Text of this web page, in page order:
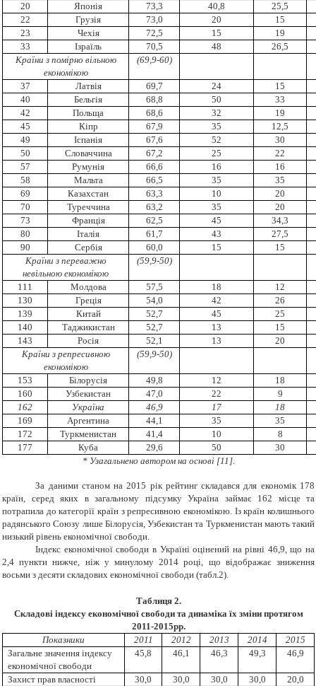
20
Японія 73,3 40,8
25,5
22
Грузія 73,0 20
15
23
Чехія 72,5 15
19
33
Ізраїль 70,5 48
26,5
Країни з помірно вільною
економікою
(69,9-60)
37 Латвія 69,7 24
15
40
Бельгія 68,8 50
33
42
Польща 68,6 32
19
45
Кіпр 67,9 35
12,5
49
Іспанія 67,6 52
30
50
Словаччина 67,2 25
22
57
Румунія 66,6 16
16
58
Мальта 66,5 35
35
69
Казахстан 63,3 10
20
70
Туреччина 63,2 35
20
73
Франція 62,5 45
34,3
80
Італія 61,7 43
27,5
90
Сербія 60,0 15
15
Країни з переважно
невільною економікою
(59,9-50)
111 Молдова 57,5 18
12
130
Греція 54,0 42
26
139
Китай 52,7 45
25
140
Таджикистан 52,7 13
15
143
Росія 52,1 13
20
Країни з репресивною
економікою
(59,9-50)
153 Білорусія 49,8 12
18
160
Узбекистан 47,0 22
9
162
Україна 46,9 17
18
169
Аргентина 44,1 35
35
172
Туркменистан 41,4 10
8
177
Куба 29,6 50
30
* Узагальнено автором на основі [11 ].
За даними станом на 2015 рік рейтинг складався для економік 178
країн, серед яких в загальному підсумкуУкраїна займає 162 місце та
потрапила до категорії країн з репресивною економікою. Із країн колишнього
радянського Союзу лише Білорусія, Узбекистан та Туркменистан мають такий
низький рівень економічної свободи.
Індекс економічної свободи в Україні оцінений на рівні 46,9, що на
2,4 пункти нижче, ніж у минулому 2014 році, що відображає зниження
восьми з десяти складових економічної свободи (табл.2).
Таблиця 2.
Складові індексу економічної свободи та динаміка їх зміни протягом
2011-2015рр.
Показники
2011 2012 2013 2014
2015
Загальне значення індексу
економічної свободи
45,8 46,1 46,3 49,3 46,9
Захист прав власності 30,0 30,0 30,0 30,0
20,0